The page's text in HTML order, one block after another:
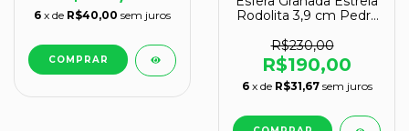
6 x de R$40,00 sem juros
Rodolita 3,9 cm Pedra
R$230,00
R$190,00
6 x de R$31,67 sem juros